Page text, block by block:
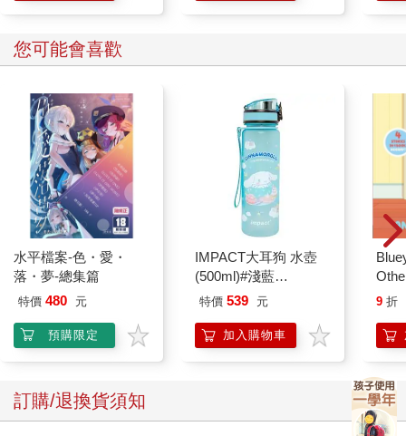
收對象產生作用，也會從內部改變他們。可是我不擅長說謊，說
別了我趾高氣昂的分身，開始寫有關偏見的文章。在這個過程
差別待遇的經驗，例如我的想法被歸功於他人，或是被告知我的
成功純屬僥倖。
人往往是經由自身經驗所打開的一扇門而涉入與正義有關的議
題。性別偏見替我打開了那扇門，當時我還不了解它在一種多層
面的大規模現象裡所佔的位置。我們很容易忽視各種形式的偏見
之間的關聯，由於其背景和嚴重程度相去甚遠。如同一九五六年
在第一屆「國際黑人作家與藝術家大會」上，巴貝多作家喬治‧拉
明（George Lamming）所作的解釋，當一個人的生活深深被一種
壓迫所塑造，他很容易忽視「在威脅到他的災難和更廣泛的背景
與情況之間的關聯，而威脅到他的災難就只是這個更廣泛的背景
與情況最明顯的例子」。各種宗教、種族、民族、能力、性傾
大的差異，從失去工作機會到致命的身體傷害。但是在每一種情
況下，那種粗暴的機制都一樣。行事帶有偏見的人是和一種預期
聞標題和歷史書籍、迷思和統計數字、真實和想像的遭遇，以及
對現實的選擇性詮釋，以證實自己原先的信念。懷有偏見者眼中
您可能會喜歡
水平檔案-色・愛・
落・夢-總集篇
特價 480 元
預購限定
IMPACT大耳狗 水壺
(500ml)#淺藍
IMCMB01LB
特價 539 元
加入購物車
9 折
訂購/退換貨須知